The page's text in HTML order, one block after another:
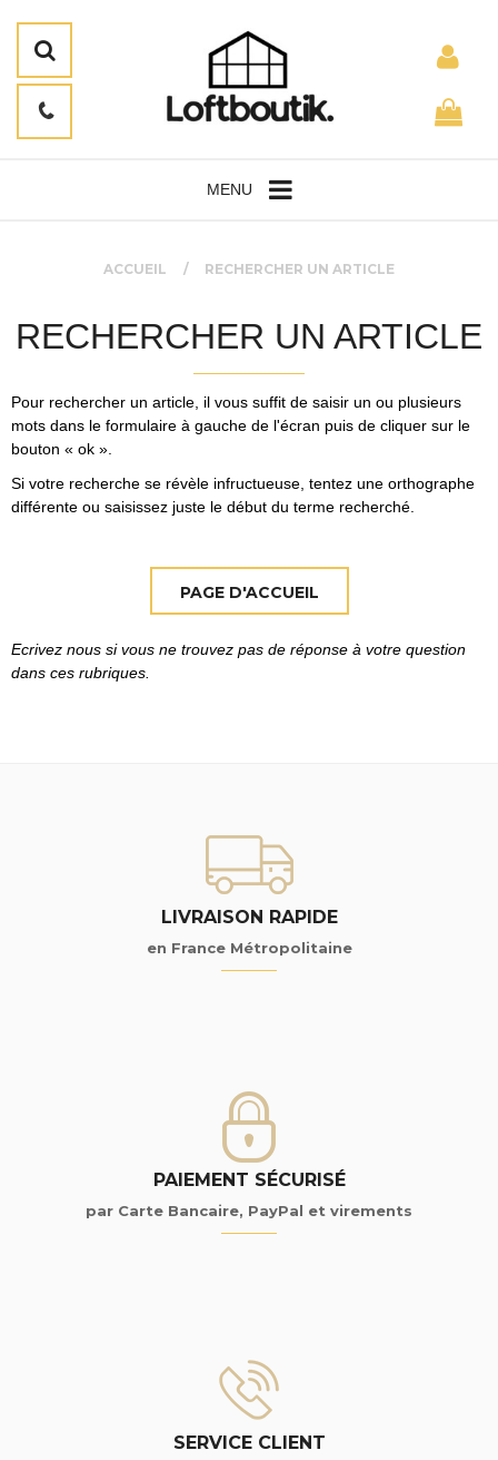
MENU
ACCUEIL RECHERCHER UN ARTICLE
RECHERCHER UN ARTICLE
Pour rechercher un article, il vous suffit de saisir un ou plusieurs
mots dans le formulaire à gauche de l'écran puis de cliquer sur le
bouton « ok ».
Si votre recherche se révèle infructueuse, tentez une orthographe
différente ou saisissez juste le début du terme recherché.
Ecrivez nous si vous ne trouvez pas de réponse à votre question
dans ces rubriques.
LIVRAISON RAPIDE
en France Métropolitaine
PAIEMENT SÉCURISÉ
par Carte Bancaire, PayPal et virements
SERVICE CLIENT